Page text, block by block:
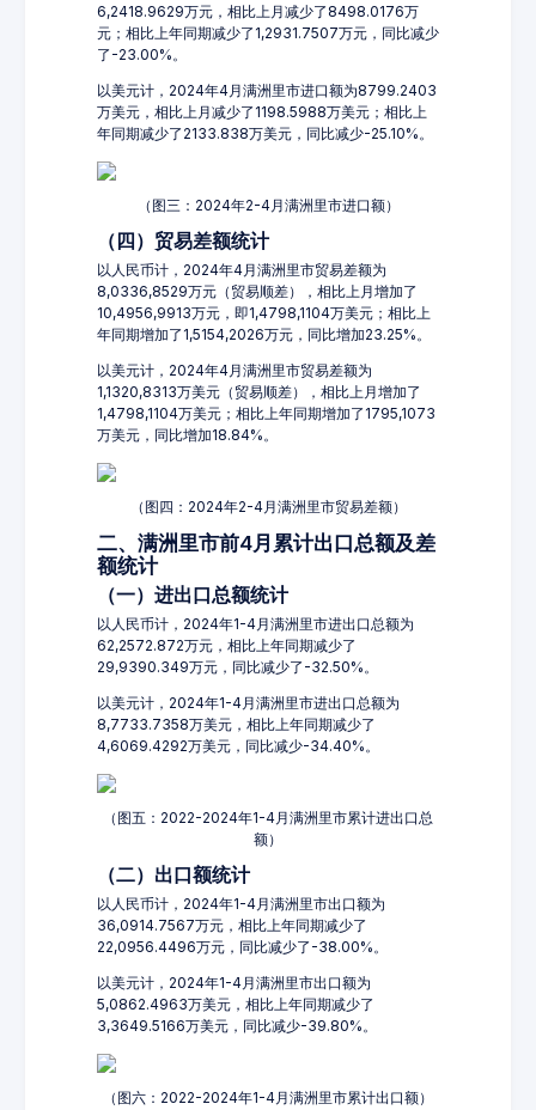
6,2418.9629万元，相比上月减少了8498.0176万
元；相比上年同期减少了1,2931.7507万元，同比减少
了-23.00%。
以美元计，2024年4月满洲里市进口额为8799.2403
万美元，相比上月减少了1198.5988万美元；相比上
年同期减少了2133.838万美元，同比减少-25.10%。
（图三：2024年2-4月满洲里市进口额）
（四）贸易差额统计
以人民币计，2024年4月满洲里市贸易差额为
8,0336,8529万元（贸易顺差），相比上月增加了
10,4956,9913万元，即1,4798,1104万美元；相比上
年同期增加了1,5154,2026万元，同比增加23.25%。
以美元计，2024年4月满洲里市贸易差额为
1,1320,8313万美元（贸易顺差），相比上月增加了
1,4798,1104万美元；相比上年同期增加了1795,1073
万美元，同比增加18.84%。
（图四：2024年2-4月满洲里市贸易差额）
二、满洲里市前4月累计出口总额及差
额统计
（一）进出口总额统计
以人民币计，2024年1-4月满洲里市进出口总额为
62,2572.872万元，相比上年同期减少了
29,9390.349万元，同比减少了-32.50%。
以美元计，2024年1-4月满洲里市进出口总额为
8,7733.7358万美元，相比上年同期减少了
4,6069.4292万美元，同比减少-34.40%。
（图五：2022-2024年1-4月满洲里市累计进出口总
额）
（二）出口额统计
以人民币计，2024年1-4月满洲里市出口额为
36,0914.7567万元，相比上年同期减少了
22,0956.4496万元，同比减少了-38.00%。
以美元计，2024年1-4月满洲里市出口额为
5,0862.4963万美元，相比上年同期减少了
3,3649.5166万美元，同比减少-39.80%。
（图六：2022-2024年1-4月满洲里市累计出口额）